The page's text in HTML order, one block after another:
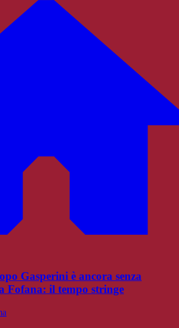
Gasperini è ancora senza
Fofana: il tempo stringe